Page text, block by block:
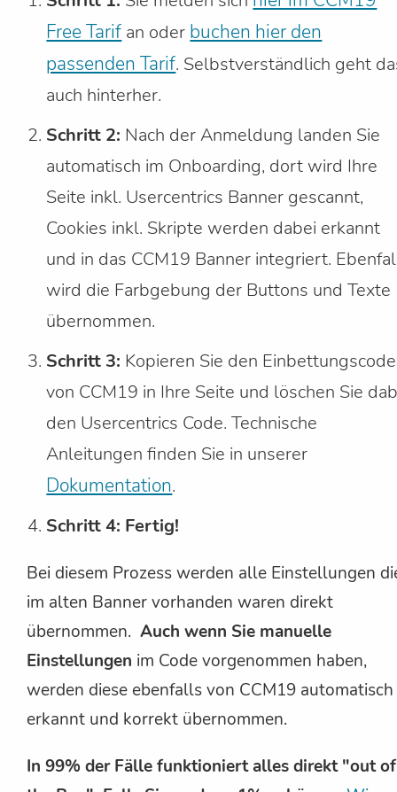
Free Tarif an oder buchen hier den
passenden Tarif. Selbstverständlich geht
auch hinterher.
Schritt 2: Nach der Anmeldung landen Sie
automatisch im Onboarding, dort wird Ihre
Seite inkl. Usercentrics Banner gescannt,
Cookies inkl. Skripte werden dabei erkannt
und in das CCM19 Banner integriert.
wird die Farbgebung der Buttons und Texte
übernommen.
Schritt 3: Kopieren Sie den Einbettungscode
von CCM19 in Ihre Seite und löschen Sie
den Usercentrics Code. Technische
Anleitungen finden Sie in unserer
Dokumentation.
Schritt 4: Fertig!
Bei diesem Prozess werden alle Einstellungen
im alten Banner vorhanden waren direkt
übernommen. Auch wenn Sie manuelle
Einstellungen im Code vorgenommen haben,
werden diese ebenfalls von CCM19 automatisch
erkannt und korrekt übernommen.
In 99% der Fälle funktioniert alles direkt "out of